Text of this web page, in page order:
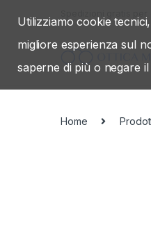
Home
Utilizziamo cookie
migliore esperienza sul
saperne di più o negare